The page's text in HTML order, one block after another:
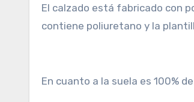
El calzado está fabricado con
contiene poliuretano y la
En cuanto a la suela es 100%